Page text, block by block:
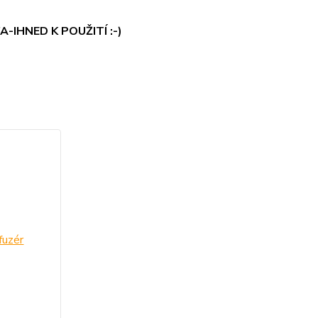
IHNED K POUŽITÍ :-)